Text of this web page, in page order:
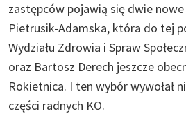
zastępców pojawią się dwie
Pietrusik-Adamska, która do tej
Wydziału Zdrowia i Spraw
oraz Bartosz Derech jeszcze
Rokietnica. I ten wybór wywołał
części radnych KO.